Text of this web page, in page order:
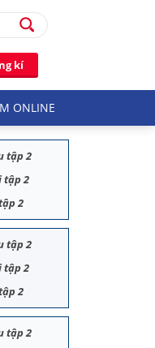
kí
ONLINE
tập 2
tập 2
2
tập 2
tập 2
2
tập 2